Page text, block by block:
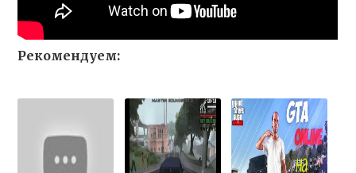
Рекомендуем: